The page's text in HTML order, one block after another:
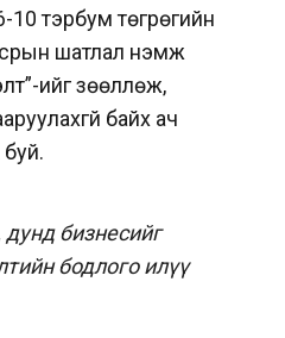
тэрбум төгрөгийн
шатлал нэмж
ийг зөөллөж,
байх ач
бизнесийг
бодлого илүү